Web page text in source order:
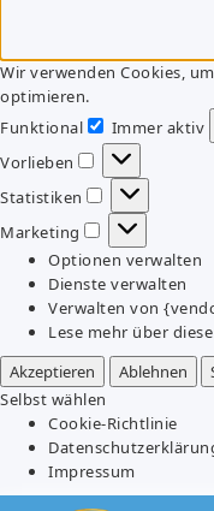
Wir verwenden Cookies,
optimieren.
Funktional
Funktional
Immer aktiv
Vorlieben
Vorlieben
Statistiken
Statistiken
Marketing
Marketing
Optionen verwalten
Dienste verwalten
Verwalten von
Lese mehr über
Akzeptieren
Ablehnen
Selbst wählen
Cookie-Richtlinie
Impressum